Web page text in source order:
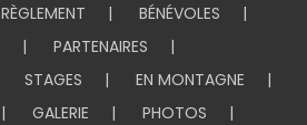
RÈGLEMENT
BÉNÉVOLES
PARTENAIRES
STAGES
EN MONTAGNE
GALERIE
PHOTOS